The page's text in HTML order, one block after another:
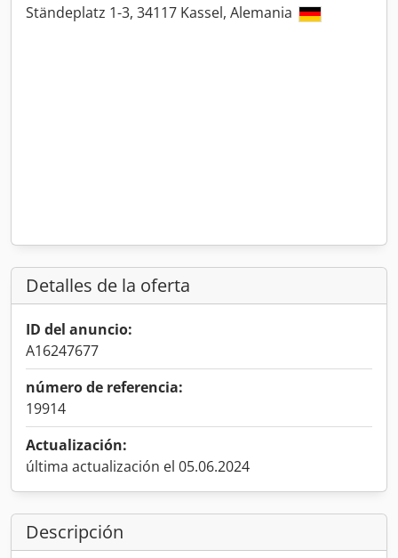
Ständeplatz 1-3, 34117 Kassel, Alemania
Detalles de la oferta
ID del anuncio:
A16247677
número de referencia:
19914
Actualización:
última actualización el 05.06.2024
Descripción